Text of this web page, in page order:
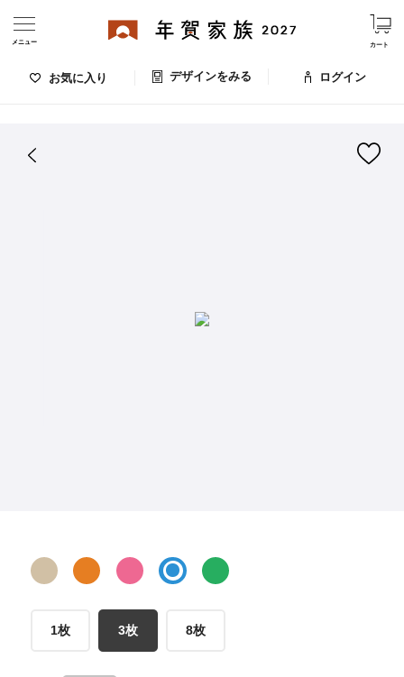
お気に入り デザインをみる
カート
ログイン
メニュー
デザインをみる
お問い合わせ
1枚 3枚 8枚